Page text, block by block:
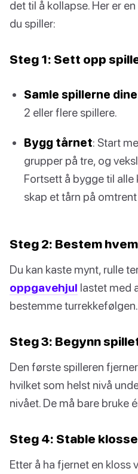
det til å kollapse. Her er
du spiller:
Steg 1: Sett opp
Samle spillerne dine
2 eller flere spillere.
Bygg tårnet: Start
grupper på tre, og
Fortsett å bygge til alle
skap et tårn på
Steg 2: Bestem
Du kan kaste mynt, rulle
oppgavehjul lastet med
bestemme turrekkefølgen.
Steg 3: Begynn
Den første spilleren
hvilket som helst nivå
nivået. De må bare bruke
Steg 4: Stable
Etter å ha fjernet en kloss